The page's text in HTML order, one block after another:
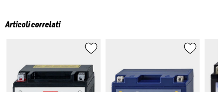
Articoli correlati